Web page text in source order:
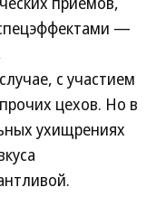
—
с участием
цехов. Но в
ухищрениях